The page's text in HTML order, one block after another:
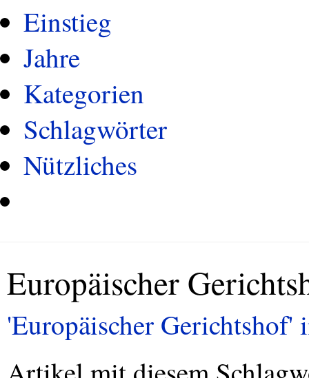
Einstieg
Jahre
Kategorien
Schlagwörter
Nützliches
Europäischer
'Europäischer Gerichtshof'